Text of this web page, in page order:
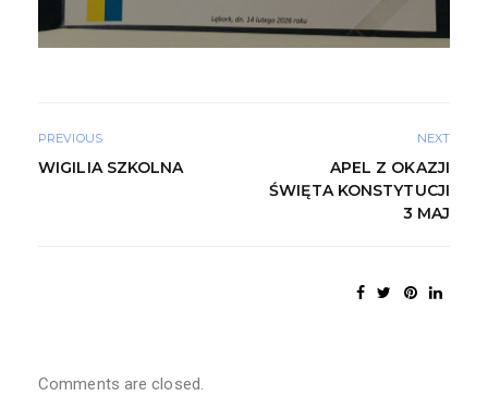
PREVIOUS
WIGILIA SZKOLNA
NEXT
APEL Z OKAZJI
ŚWIĘTA KONSTYTUCJI
3 MAJ
Comments are closed.